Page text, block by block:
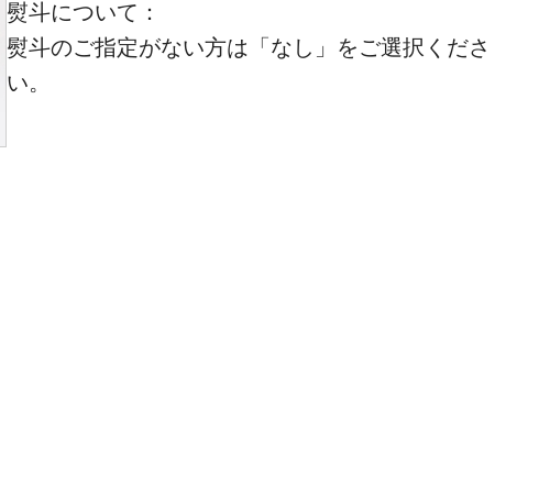
熨斗について：
熨斗のご指定がない方は「なし」をご選択くださ
い。